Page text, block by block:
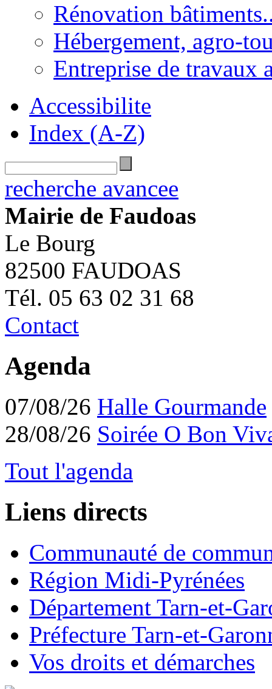
Rénovation
Hébergement, agro-
Entreprise de travaux
Accessibilite
Index (A-Z)
recherche avancee
Mairie de Faudoas
Le Bourg
82500 FAUDOAS
Tél. 05 63 02 31 68
Contact
Agenda
07/08/26 Halle Gourmande
28/08/26 Soirée O Bon
Tout l'agenda
Liens directs
Communauté de
Région Midi-Pyrénées
Département Tarn-et-
Préfecture Tarn-et-
Vos droits et démarches